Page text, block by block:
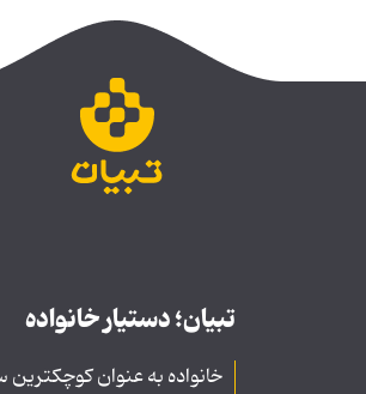
تبیان؛ دستیار خانواده
خانواده به عنوان